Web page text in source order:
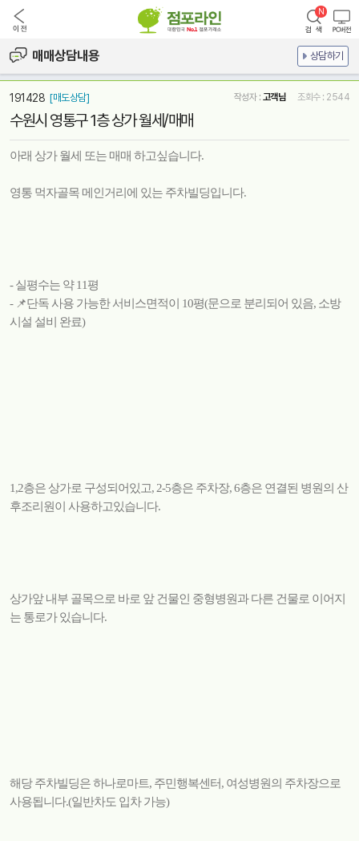
매매상담내용 상담하기
191428 [매도상담] 작성자 : 고객님 조회수 : 2544
수원시 영통구 1층 상가 월세/매매
아래 상가 월세 또는 매매 하고싶습니다.
영통 먹자골목 메인거리에 있는 주차빌딩입니다.
- 실평수는 약 11평
- 📌단독 사용 가능한 서비스면적이 10평(문으로 분리되어 있음, 소방
시설 설비 완료)
1,2층은 상가로 구성되어있고, 2-5층은 주차장, 6층은 연결된 병원의 산
후조리원이 사용하고있습니다.
상가앞 내부 골목으로 바로 앞 건물인 중형병원과 다른 건물로 이어지
는 통로가 있습니다.
해당 주차빌딩은 하나로마트, 주민행복센터, 여성병원의 주차장으로
사용됩니다.(일반차도 입차 가능)